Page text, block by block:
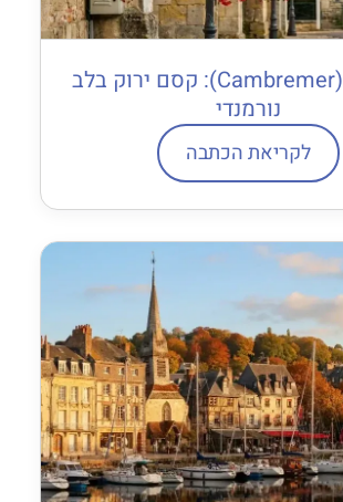
קמברמר (Cambremer): קסם ירוק בלב
נורמנדי
לקריאת הכתבה